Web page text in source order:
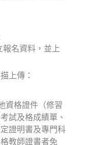
報名資料，並上
上傳：
資格證件（修習
試及格成績單、
證明書及專門科
教師證書者免